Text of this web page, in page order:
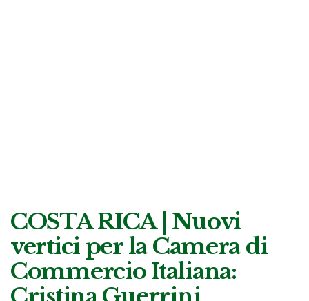
COSTA RICA | Nuovi
vertici per la Camera di
Commercio Italiana: